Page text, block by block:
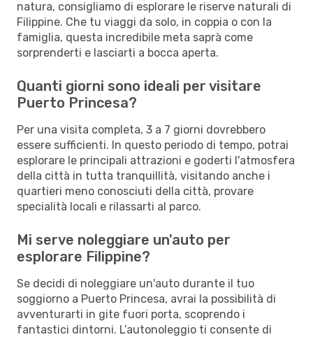
natura, consigliamo di esplorare le riserve naturali di
Filippine. Che tu viaggi da solo, in coppia o con la
famiglia, questa incredibile meta saprà come
sorprenderti e lasciarti a bocca aperta.
Quanti giorni sono ideali per visitare
Puerto Princesa?
Per una visita completa, 3 a 7 giorni dovrebbero
essere sufficienti. In questo periodo di tempo, potrai
esplorare le principali attrazioni e goderti l'atmosfera
della città in tutta tranquillità, visitando anche i
quartieri meno conosciuti della città, provare
specialità locali e rilassarti al parco.
Mi serve noleggiare un'auto per
esplorare Filippine?
Se decidi di noleggiare un'auto durante il tuo
soggiorno a Puerto Princesa, avrai la possibilità di
avventurarti in gite fuori porta, scoprendo i
fantastici dintorni. L’autonoleggio ti consente di